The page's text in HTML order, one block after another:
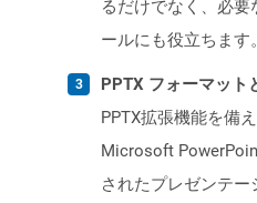
るだけでなく、必要
ールにも役立ちます。
PPTX フォーマット
PPTX拡張機能を備
Microsoft
されたプレゼンテ